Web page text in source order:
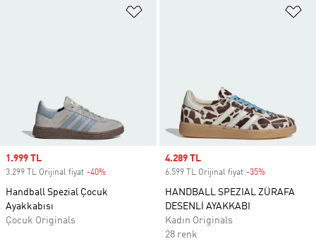
Sale price
1.999 TL
3.299 TL Orijinal fiyat -40%
Handball Spezial Çocuk
Ayakkabısı
Çocuk Originals
Sale price
4.289 TL
6.599 TL Orijinal fiyat -35%
HANDBALL SPEZIAL ZÜRAFA
DESENLİ AYAKKABI
Kadın Originals
28 renk